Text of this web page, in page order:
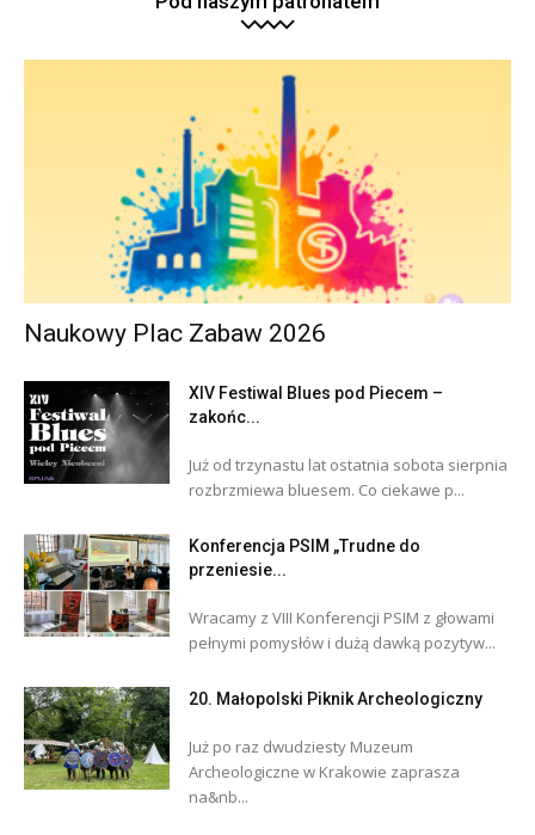
Naukowy Plac Zabaw 2026
XIV Festiwal Blues pod Piecem –
zakońc...
Już od trzynastu lat ostatnia sobota sierpnia
rozbrzmiewa bluesem. Co ciekawe p...
Konferencja PSIM „Trudne do
przeniesie...
Wracamy z VIII Konferencji PSIM z głowami
pełnymi pomysłów i dużą dawką pozytyw...
20. Małopolski Piknik Archeologiczny
Już po raz dwudziesty Muzeum
Archeologiczne w Krakowie zaprasza
na&nb...